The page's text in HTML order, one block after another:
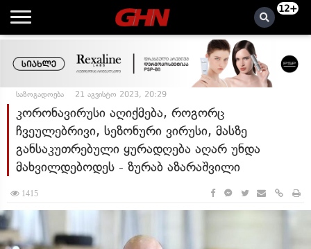
12+
საზოგადოება 21 აგვისტო 2023, 20:29
კორონავირუსი აღიქმება, როგორც
ჩვეულებრივი, სეზონური ვირუსი, მასზე
განსაკუთრებული ყურადღება აღარ უნდა
მახვილდებოდეს - ზურაბ აზარაშვილი
1415